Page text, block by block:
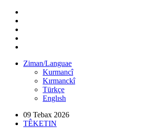
Ziman/Languae
Kurmancî
Kırmanckî
Türkçe
Englısh
09 Tebax 2026
TÊKETIN